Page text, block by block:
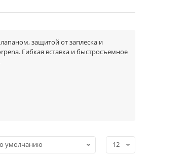
защитой от заплеска и
Гибкая вставка и быстросъемное